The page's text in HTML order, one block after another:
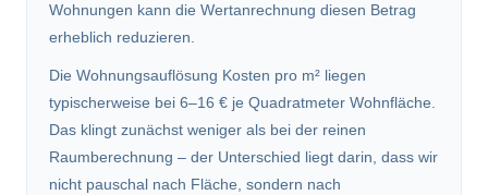
Wohnungen kann die Wertanrechnung diesen Betrag
erheblich reduzieren.
Die Wohnungsauflösung Kosten pro m² liegen
typischerweise bei 6–16 € je Quadratmeter Wohnfläche.
Das klingt zunächst weniger als bei der reinen
Raumberechnung – der Unterschied liegt darin, dass wir
nicht pauschal nach Fläche, sondern nach